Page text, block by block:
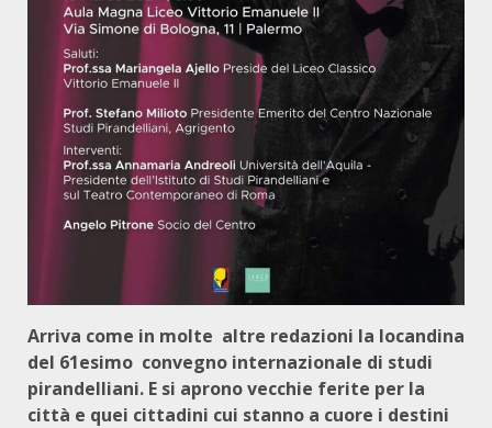
Arriva come in molte altre redazioni la locandina
del 61esimo convegno internazionale di studi
pirandelliani. E si aprono vecchie ferite per la
città e quei cittadini cui stanno a cuore i destini